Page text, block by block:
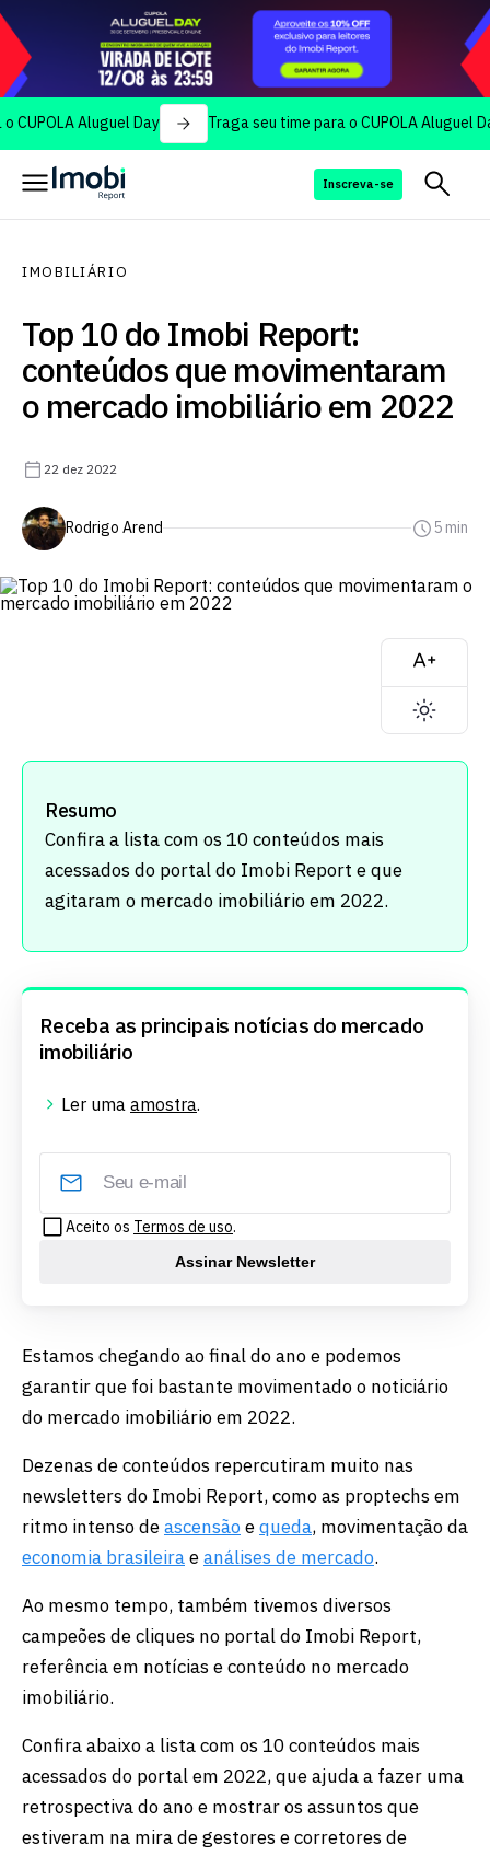
Aluguel Day Traga seu time para o CUPOLA Aluguel Day
Inscreva-se
IMOBILIÁRIO
Top 10 do Imobi Report:
conteúdos que movimentaram
o mercado imobiliário em 2022
22 dez 2022
Rodrigo Arend 5 min
Resumo
Confira a lista com os 10 conteúdos mais
acessados do portal do Imobi Report e que
agitaram o mercado imobiliário em 2022.
Receba as principais notícias do mercado
imobiliário
Ler uma amostra.
Aceito os Termos de uso.
Assinar Newsletter
Estamos chegando ao final do ano e podemos
garantir que foi bastante movimentado o noticiário
do mercado imobiliário em 2022.
Dezenas de conteúdos repercutiram muito nas
newsletters do Imobi Report, como as proptechs em
ritmo intenso deascensãoequeda, movimentação da
economia brasileiraeanálises de mercado.
Ao mesmo tempo, também tivemos diversos
campeões de cliques no portal do Imobi Report,
referência em notícias e conteúdo no mercado
imobiliário.
Confira abaixo a lista com os 10 conteúdos mais
acessados do portal em 2022, que ajuda a fazer uma
retrospectiva do ano e mostrar os assuntos que
estiveram na mira de gestores e corretores de